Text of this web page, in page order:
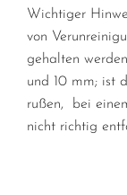
Wichtiger
von
gehalten
und 10 mm; ist
rußen, bei
nicht richtig